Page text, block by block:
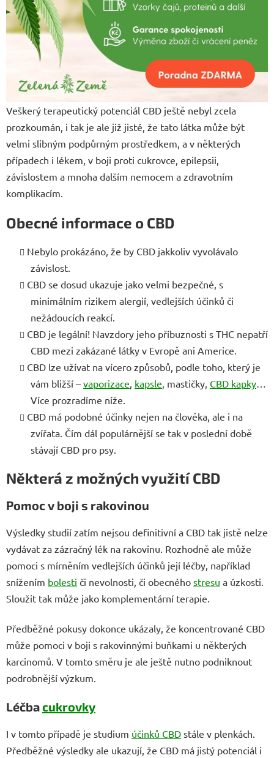
Veškerý terapeutický potenciál CBD ještě nebyl zcela
prozkoumán, i tak je ale již jisté, že tato látka může být
velmi slibným podpůrným prostředkem, a v některých
případech i lékem, v boji proti cukrovce, epilepsii,
závislostem a mnoha dalším nemocem a zdravotním
komplikacím.
Obecné informace o CBD
Nebylo prokázáno, že by CBD jakkoliv vyvolávalo
závislost.
CBD se dosud ukazuje jako velmi bezpečné, s
minimálním rizikem alergií, vedlejších účinků či
nežádoucích reakcí.
CBD je legální! Navzdory jeho příbuznosti s THC nepatří
CBD mezi zakázané látky v Evropě ani Americe.
CBD lze užívat na vícero způsobů, podle toho, který je
vám bližší – vaporizace kapsle , mastičky, CBD kapky
Více prozradíme níže.
CBD má podobné účinky nejen na člověka, ale i na
zvířata. Čím dál populárnější se tak v poslední době
stávají CBD pro psy.
Některá z možných využití CBD
Pomoc v boji s rakovinou
Výsledky studií zatím nejsou definitivní a CBD tak jistě nelze
vydávat za zázračný lék na rakovinu. Rozhodně ale může
pomoci s mírněním vedlejších účinků její léčby, například
snížením bolesti či nevolnosti, či obecného stresu a úzkosti.
Sloužit tak může jako komplementární terapie.
Předběžné pokusy dokonce ukázaly, že koncentrované CBD
může pomoci v boji s rakovinnými buňkami u některých
karcinomů. V tomto směru je ale ještě nutno podniknout
podrobnější výzkum.
Léčbacukrovky
I v tomto případě je studium účinků CBD stále v plenkách.
Předběžné výsledky ale ukazují, že CBD má jistý potenciál i